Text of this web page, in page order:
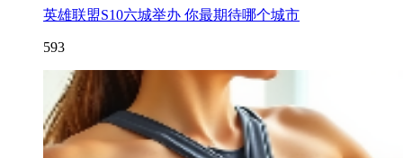
英雄联盟S10六城举办 你最期待哪个城市
593